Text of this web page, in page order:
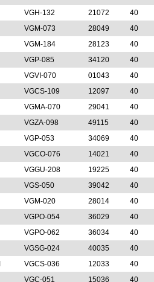
VGH-132 21072 40
VGM-073 28049 40
VGM-184 28123 40
VGP-085 34120 40
VGVI-070 01043 40
VGCS-109 12097 40
VGMA-070 29041 40
VGZA-098 49115 40
VGP-053 34069 40
VGCO-076 14021 40
VGGU-208 19225 40
VGS-050 39042 40
VGM-020 28014 40
VGPO-054 36029 40
VGPO-062 36034 40
VGSG-024 40035 40
VGCS-036 12033 40
VGC-051 15036 40